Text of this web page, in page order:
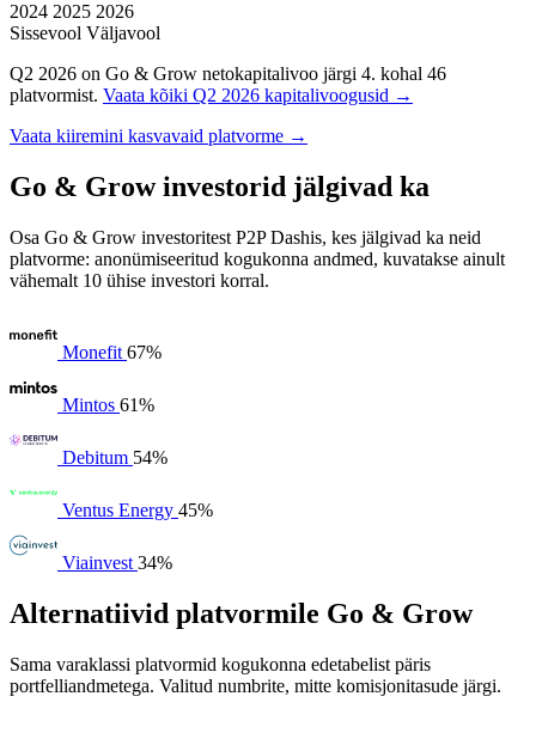
2024 2025 2026
Sissevool Väljavool
Q2 2026 on Go & Grow netokapitalivoo järgi 4. kohal 46
platvormist. Vaata kõiki Q2 2026 kapitalivoogusid →
Vaata kiiremini kasvavaid platvorme →
Go & Grow investorid jälgivad ka
Osa Go & Grow investoritest P2P Dashis, kes jälgivad ka neid
platvorme: anonümiseeritud kogukonna andmed, kuvatakse ainult
vähemalt 10 ühise investori korral.
Monefit 67%
Mintos 61%
Debitum 54%
Ventus Energy 45%
Viainvest 34%
Alternatiivid platvormile Go & Grow
Sama varaklassi platvormid kogukonna edetabelist päris
portfelliandmetega. Valitud numbrite, mitte komisjonitasude järgi.